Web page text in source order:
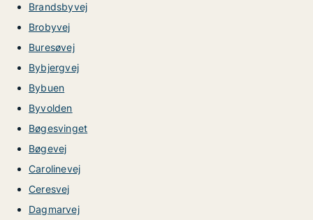
Brandsbyvej
Brobyvej
Buresøvej
Bybjergvej
Bybuen
Byvolden
Bøgesvinget
Bøgevej
Carolinevej
Ceresvej
Dagmarvej